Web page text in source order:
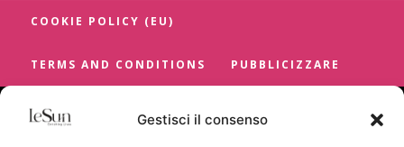
Gestisci il consenso
COOKIE POLICY (EU)
TERMS AND CONDITIONS PUBBLICIZZARE